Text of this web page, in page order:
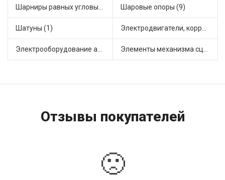
Шарниры равных угловых скоростей, приводные валы (16) Шаровые опоры (9)
Шатуны (1) Электродвигатели, корректоры и приводы автомобильн (30)
Электрооборудование автомобилей (12) Элементы механизма сцепления (45)
Отзывы покупателей
🙁